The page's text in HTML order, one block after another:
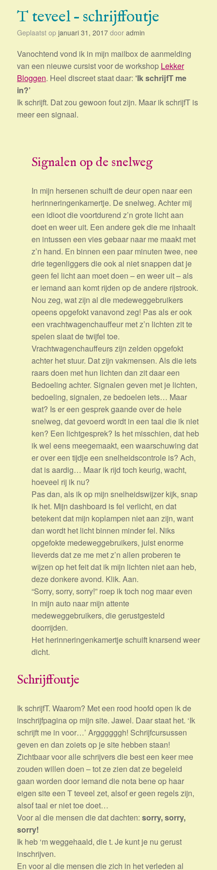
T teveel – schrijffoutje
Geplaatst op januari 31, 2017 door admin
Vanochtend vond ik in mijn mailbox de aanmelding
van een nieuwe cursist voor de workshop Lekker
Bloggen. Heel discreet staat daar: ‘Ik schrijfT me
in?’
Ik schrijft. Dat zou gewoon fout zijn. Maar ik schrijfT is
meer een signaal.
Signalen op de snelweg
In mijn hersenen schuift de deur open naar een
herinneringenkamertje. De snelweg. Achter mij
een idioot die voortdurend z’n grote licht aan
doet en weer uit. Een andere gek die me inhaalt
en intussen een vies gebaar naar me maakt met
z’n hand. En binnen een paar minuten twee, nee
drie tegenliggers die ook al niet snappen dat je
geen fel licht aan moet doen – en weer uit – als
er iemand aan komt rijden op de andere rijstrook.
Nou zeg, wat zijn al die medeweggebruikers
opeens opgefokt vanavond zeg! Pas als er ook
een vrachtwagenchauffeur met z’n lichten zit te
spelen slaat de twijfel toe.
Vrachtwagenchauffeurs zijn zelden opgefokt
achter het stuur. Dat zijn vakmensen. Als die iets
raars doen met hun lichten dan zit daar een
Bedoeling achter. Signalen geven met je lichten,
bedoeling, signalen, ze bedoelen iets… Maar
wat? Is er een gesprek gaande over de hele
snelweg, dat gevoerd wordt in een taal die ik niet
ken? Een lichtgesprek? Is het misschien, dat heb
ik wel eens meegemaakt, een waarschuwing dat
er over een tijdje een snelheidscontrole is? Ach,
dat is aardig… Maar ik rijd toch keurig, wacht,
hoeveel rij ik nu?
Pas dan, als ik op mijn snelheidswijzer kijk, snap
ik het. Mijn dashboard is fel verlicht, en dat
betekent dat mijn koplampen niet aan zijn, want
dan wordt het licht binnen minder fel. Niks
opgefokte medeweggebruikers, juist enorme
lieverds dat ze me met z’n allen proberen te
wijzen op het feit dat ik mijn lichten niet aan heb,
deze donkere avond. Klik. Aan.
“Sorry, sorry, sorry!” roep ik toch nog maar even
in mijn auto naar mijn attente
medeweggebruikers, die gerustgesteld
doorrijden.
Het herinneringenkamertje schuift knarsend weer
dicht.
Schrijffoutje
Ik schrijfT. Waarom? Met een rood hoofd open ik de
inschrijfpagina op mijn site. Jawel. Daar staat het. ‘Ik
schrijft me in voor…’ Arggggggh! Schrijfcursussen
geven en dan zoiets op je site hebben staan!
Zichtbaar voor alle schrijvers die best een keer mee
zouden willen doen – tot ze zien dat ze begeleid
gaan worden door iemand die nota bene op haar
eigen site een T teveel zet, alsof er geen regels zijn,
alsof taal er niet toe doet…
Voor al die mensen die dat dachten: sorry, sorry,
sorry!
Ik heb ‘m weggehaald, die t. Je kunt je nu gerust
inschrijven.
En voor al die mensen die zich in het verleden al